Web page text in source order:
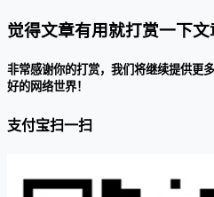
觉得文章有用就打赏一下文
非常感谢你的打赏，我们将继续提供更
好的网络世界！
支付宝扫一扫